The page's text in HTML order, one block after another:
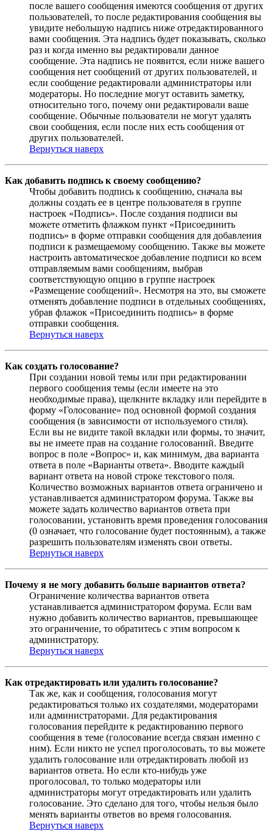
после вашего сообщения имеются сообщения от других
пользователей, то после редактирования сообщения вы
увидите небольшую надпись ниже отредактированного
вами сообщения. Эта надпись будет показывать, сколько
раз и когда именно вы редактировали данное
сообщение. Эта надпись не появится, если ниже вашего
сообщения нет сообщений от других пользователей, и
если сообщение редактировали администраторы или
модераторы. Но последние могут оставить заметку,
относительно того, почему они редактировали ваше
сообщение. Обычные пользователи не могут удалять
свои сообщения, если после них есть сообщения от
других пользователей.
Вернуться наверх
Как добавить подпись к своему сообщению?
Чтобы добавить подпись к сообщению, сначала вы
должны создать ее в центре пользователя в группе
настроек «Подпись». После создания подписи вы
можете отметить флажком пункт «Присоединить
подпись» в форме отправки сообщения для добавления
подписи к размещаемому сообщению. Также вы можете
настроить автоматическое добавление подписи ко всем
отправляемым вами сообщениям, выбрав
соответствующую опцию в группе настроек
«Размещение сообщений». Несмотря на это, вы сможете
отменять добавление подписи в отдельных сообщениях,
убрав флажок «Присоединить подпись» в форме
отправки сообщения.
Вернуться наверх
Как создать голосование?
При создании новой темы или при редактировании
первого сообщения темы (если имеете на это
необходимые права), щелкните вкладку или перейдите в
форму «Голосование» под основной формой создания
сообщения (в зависимости от используемого стиля).
Если вы не видите такой вкладки или формы, то значит,
вы не имеете прав на создание голосований. Введите
вопрос в поле «Вопрос» и, как минимум, два варианта
ответа в поле «Варианты ответа». Вводите каждый
вариант ответа на новой строке текстового поля.
Количество возможных вариантов ответа ограничено и
устанавливается администратором форума. Также вы
можете задать количество вариантов ответа при
голосовании, установить время проведения голосования
(0 означает, что голосование будет постоянным), а также
разрешить пользователям изменять свои ответы.
Вернуться наверх
Почему я не могу добавить больше вариантов ответа?
Ограничение количества вариантов ответа
устанавливается администратором форума. Если вам
нужно добавить количество вариантов, превышающее
это ограничение, то обратитесь с этим вопросом к
администратору.
Вернуться наверх
Как отредактировать или удалить голосование?
Так же, как и сообщения, голосования могут
редактироваться только их создателями, модераторами
или администраторами. Для редактирования
голосования перейдите к редактированию первого
сообщения в теме (голосование всегда связан именно с
ним). Если никто не успел проголосовать, то вы можете
удалить голосование или отредактировать любой из
вариантов ответа. Но если кто-нибудь уже
проголосовал, то только модераторы или
администраторы могут отредактировать или удалить
голосование. Это сделано для того, чтобы нельзя было
менять варианты ответов во время голосования.
Вернуться наверх